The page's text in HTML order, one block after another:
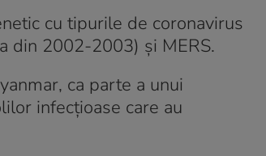
cu tipurile de coronavirus
din 2002-2003) și MERS.
ca parte a unui
infecțioase care au